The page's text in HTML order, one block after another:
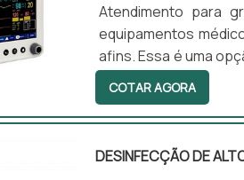
Atendimento para
equipamentos
afins. Essa é uma
atendimento
utilizar
constante procura
estabelecim...
COTAR AGORA
DESINFECÇÃO DE